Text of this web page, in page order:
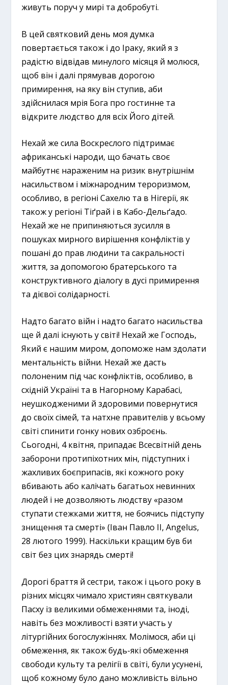
живуть поруч у мирі та добробуті.
В цей святковий день моя думка
повертається також і до Іраку, який я з
радістю відвідав минулого місяця й молюся,
щоб він і далі прямував дорогою
примирення, на яку він ступив, аби
здійснилася мрія Бога про гостинне та
відкрите людство для всіх Його дітей.
Нехай же сила Воскреслого підтримає
африканські народи, що бачать своє
майбутнє нараженим на ризик внутрішнім
насильством і міжнародним тероризмом,
особливо, в регіоні Сахелю та в Нігерії, як
також у регіоні Тіґрай і в Кабо-Дельґадо.
Нехай же не припиняються зусилля в
пошуках мирного вирішення конфліктів у
пошані до прав людини та сакральності
життя, за допомогою братерського та
конструктивного діалогу в дусі примирення
та дієвої солідарності.
Надто багато війн і надто багато насильства
ще й далі існують у світі! Нехай же Господь,
Який є нашим миром, допоможе нам здолати
ментальність війни. Нехай же дасть
полоненим під час конфліктів, особливо, в
східній Україні та в Нагорному Карабасі,
неушкодженими й здоровими повернутися
до своїх сімей, та натхне правителів у всьому
світі спинити гонку нових озброєнь.
Сьогодні, 4 квітня, припадає Всесвітній день
заборони протипіхотних мін, підступних і
жахливих боєприпасів, які кожного року
вбивають або калічать багатьох невинних
людей і не дозволяють людству «разом
ступати стежками життя, не боячись підступу
знищення та смерті» (Іван Павло ІІ, Angelus,
28 лютого 1999). Наскільки кращим був би
світ без цих знарядь смерті!
Дорогі браття й сестри, також і цього року в
різних місцях чимало християн святкували
Пасху із великими обмеженнями та, іноді,
навіть без можливості взяти участь у
літургійних богослужіннях. Молімося, аби ці
обмеження, як також будь-які обмеження
свободи культу та релігії в світі, були усунені,
щоб кожному було дано можливість вільно